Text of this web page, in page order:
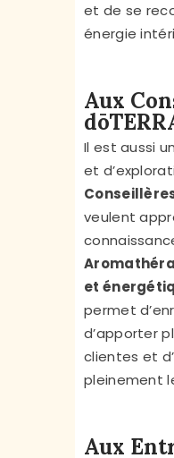
et de se
énergie
Aux
Il est aussi
et
veulent
et
permet
d’apporter
clientes et
pleinement
Aux